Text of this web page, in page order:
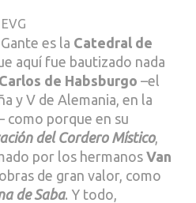
EVG
es la Catedral de
aquí fue bautizado nada
Carlos de Habsburgo –el
y V de Alemania, en la
como porque en su
del Cordero Místico,
por los hermanos Van
de gran valor, como
de Saba. Y todo,